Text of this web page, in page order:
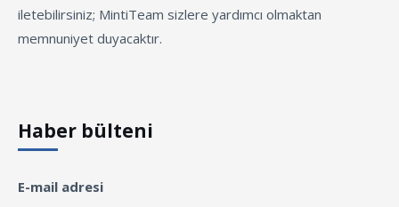
iletebilirsiniz; MintiTeam sizlere yardımcı olmaktan
memnuniyet duyacaktır.
Haber bülteni
E-mail adresi